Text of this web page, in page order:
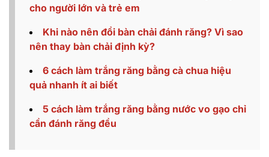
cho người lớn và trẻ em
Khi nào nên đổi bàn chải đánh răng? Vì sao
nên thay bàn chải định kỳ?
6 cách làm trắng răng bằng cà chua hiệu
quả nhanh ít ai biết
5 cách làm trắng răng bằng nước vo gạo chỉ
cần đánh răng đều